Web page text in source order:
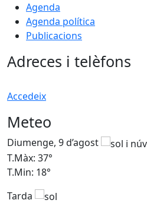
Agenda
Agenda política
Publicacions
Adreces i telèfons
Accedeix
Meteo
Diumenge, 9 d’agost
T.Màx: 37°
T.Min: 18°
Tarda